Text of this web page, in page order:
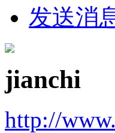
发送消
jianchi
http://